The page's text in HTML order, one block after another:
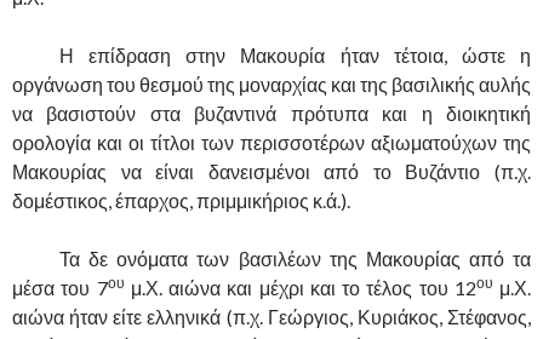
Η επίδραση στην Μακουρία ήταν τέτοια, ώστε η
οργάνωση του θεσμού της μοναρχίας και της βασιλικής αυλής
να βασιστούν στα βυζαντινά πρότυπα και η διοικητική
ορολογία και οι τίτλοι των περισσοτέρων αξιωματούχων της
Μακουρίας να είναι δανεισμένοι από το Βυζάντιο (π.χ.
δομέστικος, έπαρχος, πριμμικήριος κ.ά.).
Τα δε ονόματα των βασιλέων της Μακουρίας από τα
μέσα του 7ου μ.Χ. αιώνα και μέχρι και το τέλος του 12ου μ.Χ.
αιώνα ήταν είτε ελληνικά (π.χ. Γεώργιος, Κυριάκος, Στέφανος,